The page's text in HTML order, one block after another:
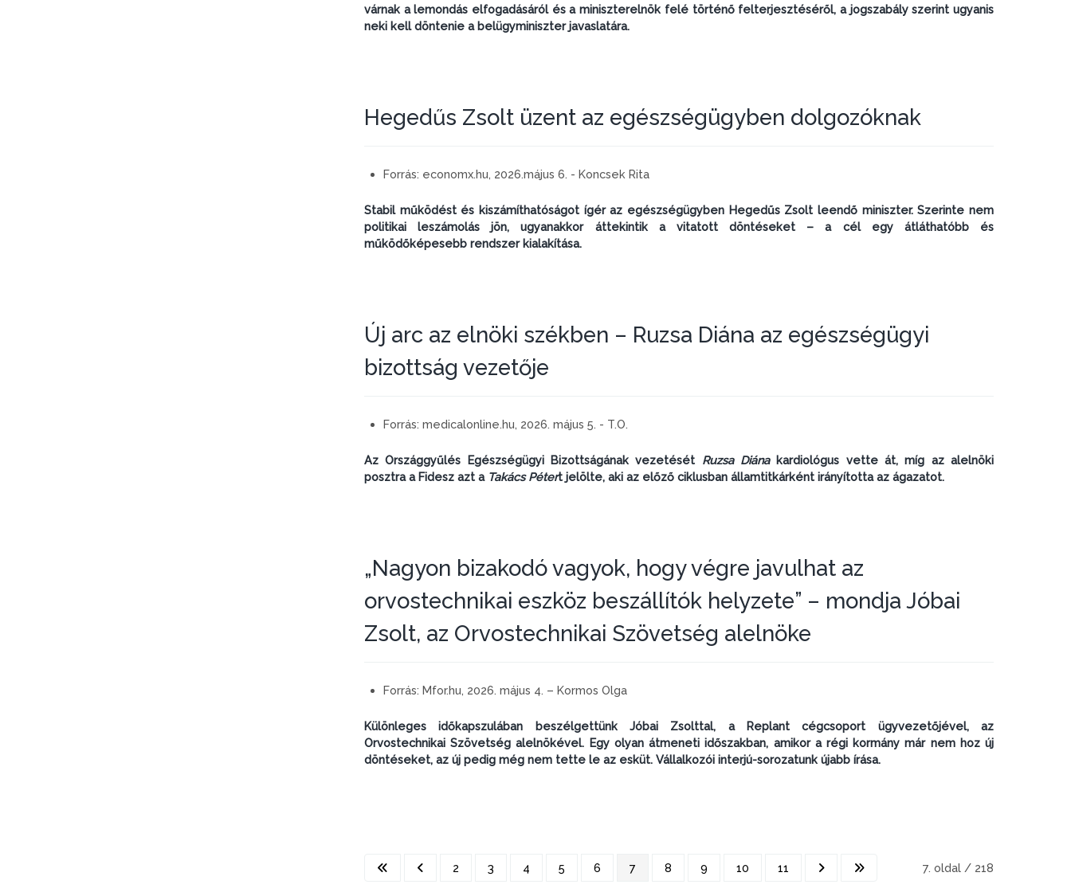
várnak a lemondás elfogadásáról és a miniszterelnök felé történő felterjesztéséről, a jogszabály szerint ugyanis
neki kell döntenie a belügyminiszter javaslatára.
Hegedűs Zsolt üzent az egészségügyben dolgozóknak
Forrás: economx.hu, 2026.május 6. - Koncsek Rita
Stabil működést és kiszámíthatóságot ígér az egészségügyben Hegedűs Zsolt leendő miniszter. Szerinte nem
politikai leszámolás jön, ugyanakkor áttekintik a vitatott döntéseket – a cél egy átláthatóbb és
működőképesebb rendszer kialakítása.
Új arc az elnöki székben – Ruzsa Diána az egészségügyi
bizottság vezetője
Forrás: medicalonline.hu, 2026. május 5. - T.O.
Az Országgyűlés Egészségügyi Bizottságának vezetését Ruzsa Diánakardiológus vette át, míg az alelnöki
posztra a Fidesz azt a Takács Pétert jelölte, aki az előző ciklusban államtitkárként irányította az ágazatot.
„Nagyon bizakodó vagyok, hogy végre javulhat az
orvostechnikai eszköz beszállítók helyzete” – mondja Jóbai
Zsolt, az Orvostechnikai Szövetség alelnöke
Forrás: Mfor.hu, 2026. május 4. – Kormos Olga
Különleges időkapszulában beszélgettünk Jóbai Zsolttal, a Replant cégcsoport ügyvezetőjével, az
Orvostechnikai Szövetség alelnökével. Egy olyan átmeneti időszakban, amikor a régi kormány már nem hoz új
döntéseket, az új pedig még nem tette le az esküt. Vállalkozói interjú-sorozatunk újabb írása.
7. oldal / 218
2 3 4 5 6 7 8 9 10 11